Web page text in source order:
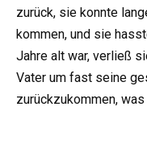
zurück, sie konnte
kommen, und sie
Jahre alt war, verließ
Vater um fast seine
zurückzukommen,